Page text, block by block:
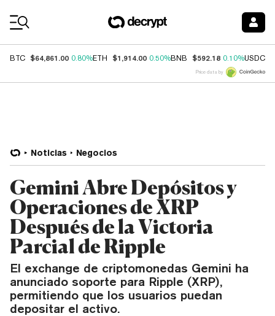
BTC $64,861.00 0.80%ETH $1,914.00 0.50%BNB $592.18 0.10%USDC
Price data by
Noticias Negocios
Gemini Abre Depósitos y
Operaciones de XRP
Después de la Victoria
Parcial de Ripple
El exchange de criptomonedas Gemini ha
anunciado soporte para Ripple (XRP),
permitiendo que los usuarios puedan
depositar el activo.